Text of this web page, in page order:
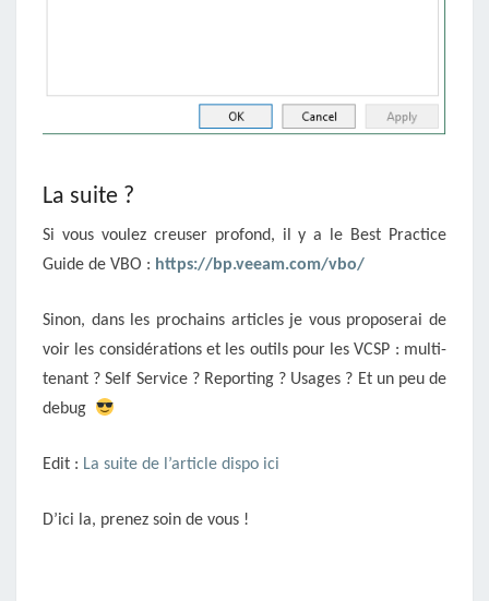
La suite ?
Si vous voulez creuser profond, il y a le Best Practice
Guide de VBO : https://bp.veeam.com/vbo/
Sinon, dans les prochains articles je vous proposerai de
voir les considérations et les outils pour les VCSP : multi-
tenant ? Self Service ? Reporting ? Usages ? Et un peu de
debug
Edit : La suite de l’article dispo ici
D’ici la, prenez soin de vous !